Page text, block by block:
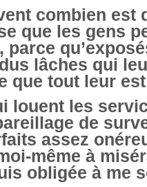
combien est
que les gens
lâches qui
que tout leur
louent les
de
assez
même à
obligée à me